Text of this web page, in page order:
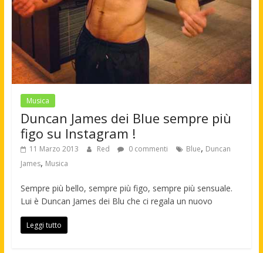
Musica
Duncan James dei Blue sempre più
figo su Instagram !
11 Marzo 2013 Red 0 commenti Blue, Duncan
James, Musica
Sempre più bello, sempre più figo, sempre più sensuale.
Lui è Duncan James dei Blu che ci regala un nuovo
Leggi tutto